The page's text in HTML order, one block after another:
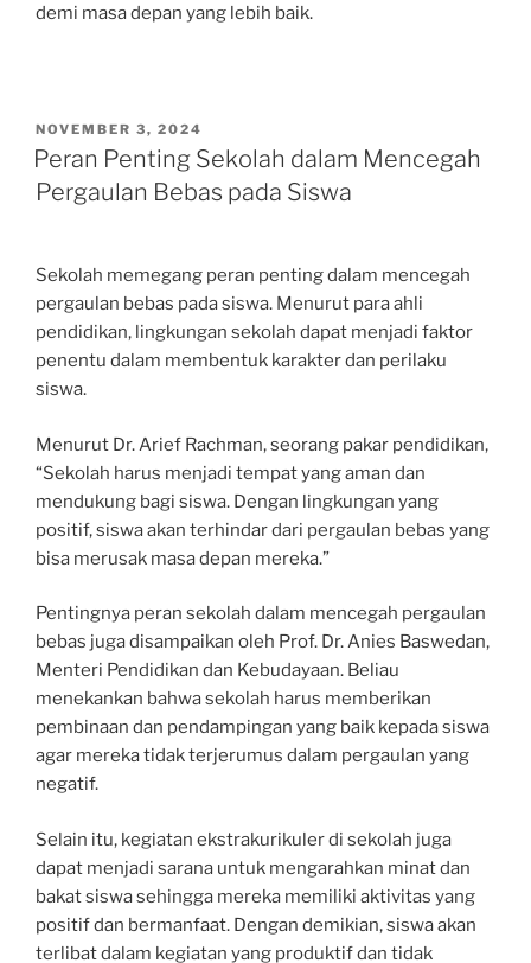
demi masa depan yang lebih baik.
POSTED
ON
NOVEMBER 3, 2024
Peran Penting Sekolah dalam Mencegah
Pergaulan Bebas pada Siswa
Sekolah memegang peran penting dalam mencegah
pergaulan bebas pada siswa. Menurut para ahli
pendidikan, lingkungan sekolah dapat menjadi faktor
penentu dalam membentuk karakter dan perilaku
siswa.
Menurut Dr. Arief Rachman, seorang pakar pendidikan,
“Sekolah harus menjadi tempat yang aman dan
mendukung bagi siswa. Dengan lingkungan yang
positif, siswa akan terhindar dari pergaulan bebas yang
bisa merusak masa depan mereka.”
Pentingnya peran sekolah dalam mencegah pergaulan
bebas juga disampaikan oleh Prof. Dr. Anies Baswedan,
Menteri Pendidikan dan Kebudayaan. Beliau
menekankan bahwa sekolah harus memberikan
pembinaan dan pendampingan yang baik kepada siswa
agar mereka tidak terjerumus dalam pergaulan yang
negatif.
Selain itu, kegiatan ekstrakurikuler di sekolah juga
dapat menjadi sarana untuk mengarahkan minat dan
bakat siswa sehingga mereka memiliki aktivitas yang
positif dan bermanfaat. Dengan demikian, siswa akan
terlibat dalam kegiatan yang produktif dan tidak